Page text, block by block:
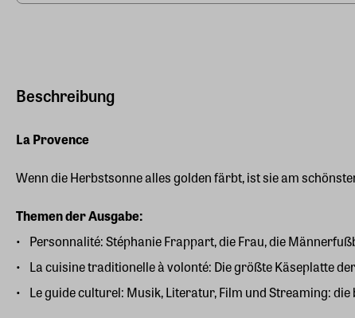
Beschreibung
La Provence
Wenn die Herbstsonne alles golden färbt, ist sie am
Themen der Ausgabe:
Personnalité: Stéphanie Frappart, die Frau, die
La cuisine traditionelle à volonté: Die größte Käseplatte
Le guide culturel: Musik, Literatur, Film und Streaming: